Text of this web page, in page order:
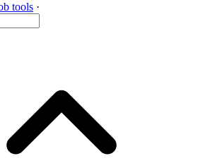
tools ·